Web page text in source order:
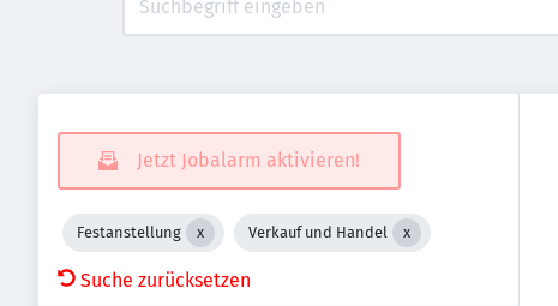
Jetzt Jobalarm aktivieren!
Festanstellung Verkauf und Handel
Suche zurücksetzen